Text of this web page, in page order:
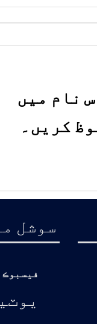
نام میں
کریں۔
سوشل
فيسبوڪ